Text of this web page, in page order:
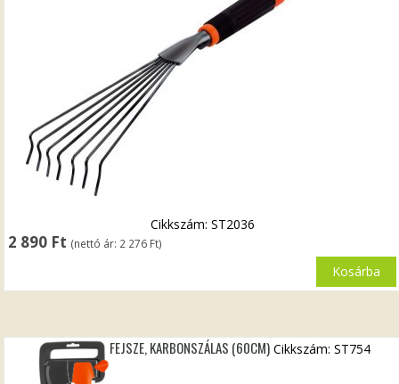
2 890 Ft (nettó ár: 2 276 Ft)
Cikkszám: ST2036
Kosárba
FEJSZE, KARBONSZÁLAS (60CM) Cikkszám: ST754